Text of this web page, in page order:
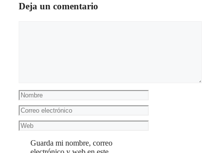
Deja un comentario
Nombre
Correo
electrónico
Web
Guarda mi nombre, correo